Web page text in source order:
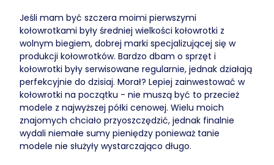
Jeśli mam być szczera moimi pierwszymi
kołowrotkami były średniej wielkości kołowrotki z
wolnym biegiem, dobrej marki specjalizującej się w
produkcji kołowrotków. Bardzo dbam o sprzęt i
kołowrotki były serwisowane regularnie, jednak działają
perfekcyjnie do dzisiaj. Morał? Lepiej zainwestować w
kołowrotki na początku - nie muszą być to przecież
modele z najwyższej półki cenowej. Wielu moich
znajomych chciało przyoszczędzić, jednak finalnie
wydali niemałe sumy pieniędzy ponieważ tanie
modele nie służyły wystarczająco długo.